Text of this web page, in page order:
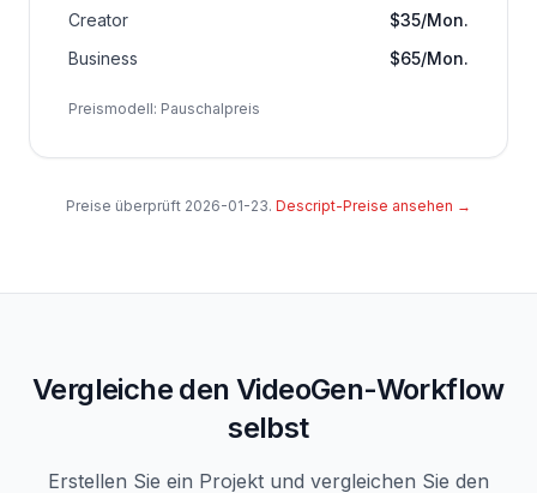
Creator
$35/Mon.
Business
$65/Mon.
Preismodell: Pauschalpreis
Preise überprüft 2026-01-23. Descript-Preise ansehen →
Vergleiche den VideoGen-Workflow
selbst
Erstellen Sie ein Projekt und vergleichen Sie den